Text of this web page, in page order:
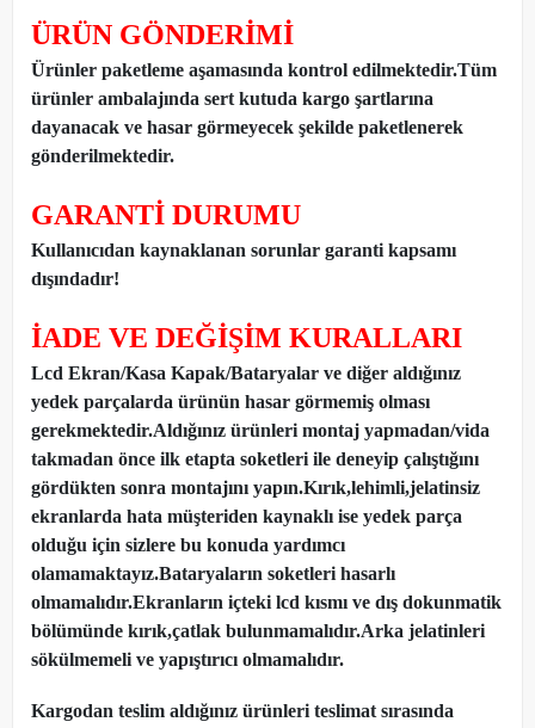
ÜRÜN GÖNDERİMİ
Ürünler paketleme aşamasında kontrol edilmektedir.Tüm
ürünler ambalajında sert kutuda kargo şartlarına
dayanacak ve hasar görmeyecek şekilde paketlenerek
gönderilmektedir.
GARANTİ DURUMU
Kullanıcıdan kaynaklanan sorunlar garanti kapsamı
dışındadır!
İADE VE DEĞİŞİM KURALLARI
Lcd Ekran/Kasa Kapak/Bataryalar ve diğer aldığınız
yedek parçalarda ürünün hasar görmemiş olması
gerekmektedir.Aldığınız ürünleri montaj yapmadan/vida
takmadan önce ilk etapta soketleri ile deneyip çalıştığını
gördükten sonra montajını yapın.Kırık,lehimli,jelatinsiz
ekranlarda hata müşteriden kaynaklı ise yedek parça
olduğu için sizlere bu konuda yardımcı
olamamaktayız.Bataryaların soketleri hasarlı
olmamalıdır.Ekranların içteki lcd kısmı ve dış dokunmatik
bölümünde kırık,çatlak bulunmamalıdır.Arka jelatinleri
sökülmemeli ve yapıştırıcı olmamalıdır.
Kargodan teslim aldığınız ürünleri teslimat sırasında